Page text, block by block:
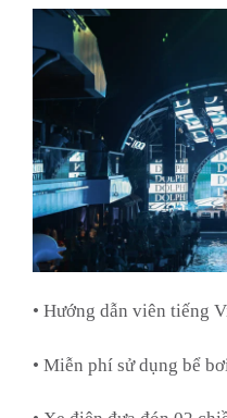
• Hướng dẫn viên tiếng
• Miễn phí sử dụng bể